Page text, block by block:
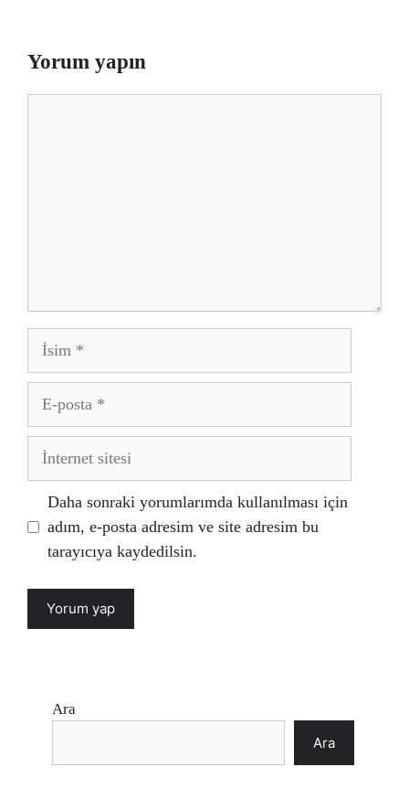
Yorum yapın
İsim
posta
İnternet
Daha sonraki yorumlarımda kullanılması için
adım, e-posta adresim ve site adresim bu
tarayıcıya kaydedilsin.
Ara
Ara